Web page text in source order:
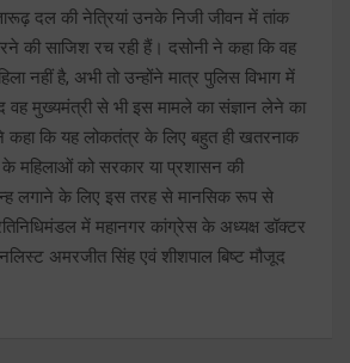
दल की नेत्रियां उनके निजी जीवन में तांक
की साजिश रच रही हैं। दसोनी ने कहा कि वह
नहीं है, अभी तो उन्होंने मात्र पुलिस विभाग में
वह मुख्यमंत्री से भी इस मामले का संज्ञान लेने का
कहा कि यह लोकतंत्र के लिए बहुत ही खतरनाक
के महिलाओं को सरकार या प्रशासन की
लगाने के लिए इस तरह से मानसिक रूप से
में महानगर कांग्रेस के अध्यक्ष डॉक्टर
अमरजीत सिंह एवं शीशपाल बिष्ट मौजूद